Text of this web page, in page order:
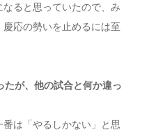
ると思っていたので、み
応の勢いを止めるには至
たが、他の試合と何か違っ
は「やるしかない」と思